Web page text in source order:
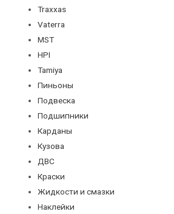
Traxxas
Vaterra
MST
HPI
Tamiya
Пиньоны
Подвеска
Подшипники
Карданы
Кузова
ДВС
Краски
Жидкости и смазки
Наклейки